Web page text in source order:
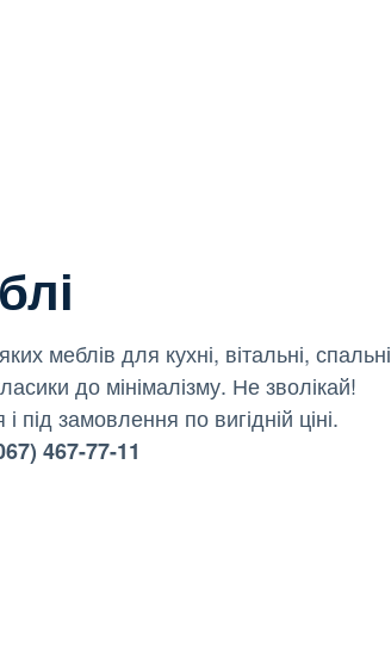
меблів для кухні, вітальні, спальні
до мінімалізму. Не зволікай!
під замовлення по вигідній ціні.
467-77-11